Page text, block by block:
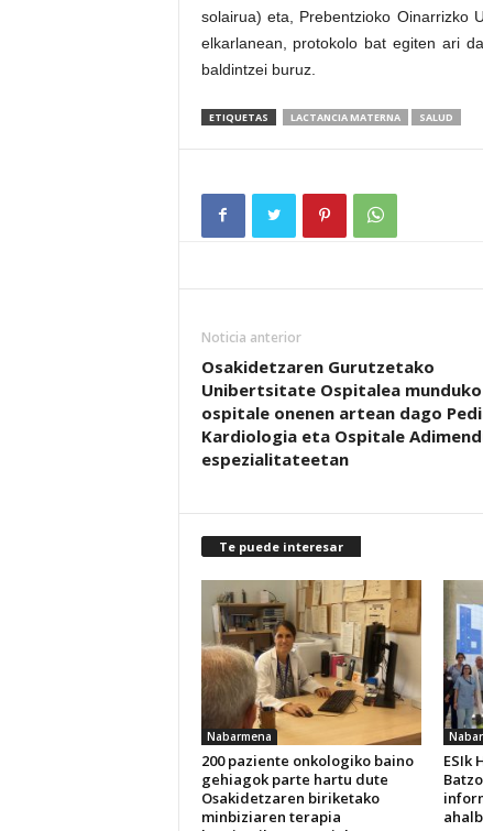
solairua) eta, Prebentzioko Oinarrizko
elkarlanean, protokolo bat egiten ari
baldintzei buruz.
ETIQUETAS LACTANCIA MATERNA SALUD
Noticia anterior
Osakidetzaren Gurutzetako
Unibertsitate Ospitalea munduko
ospitale onenen artean dago
Kardiologia eta Ospitale
espezialitateetan
Te puede interesar
Nabarmena
200 paziente onkologiko baino
gehiagok parte hartu dute
Osakidetzaren biriketako
minbiziaren terapia
ESIk